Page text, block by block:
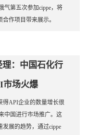
气第五次参加cippe，将
作项目带来展示。
：中国石化行
市场火爆
得API企业的数量增长很
中国进行市场推广。这
展的趋势，通过cippe